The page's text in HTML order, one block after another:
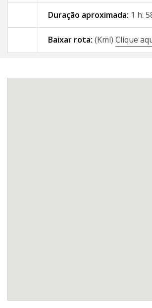
09 - A Gándara
Compostela
Duração aproximada: 1 h.
Baixar rota: (Kml) Clique